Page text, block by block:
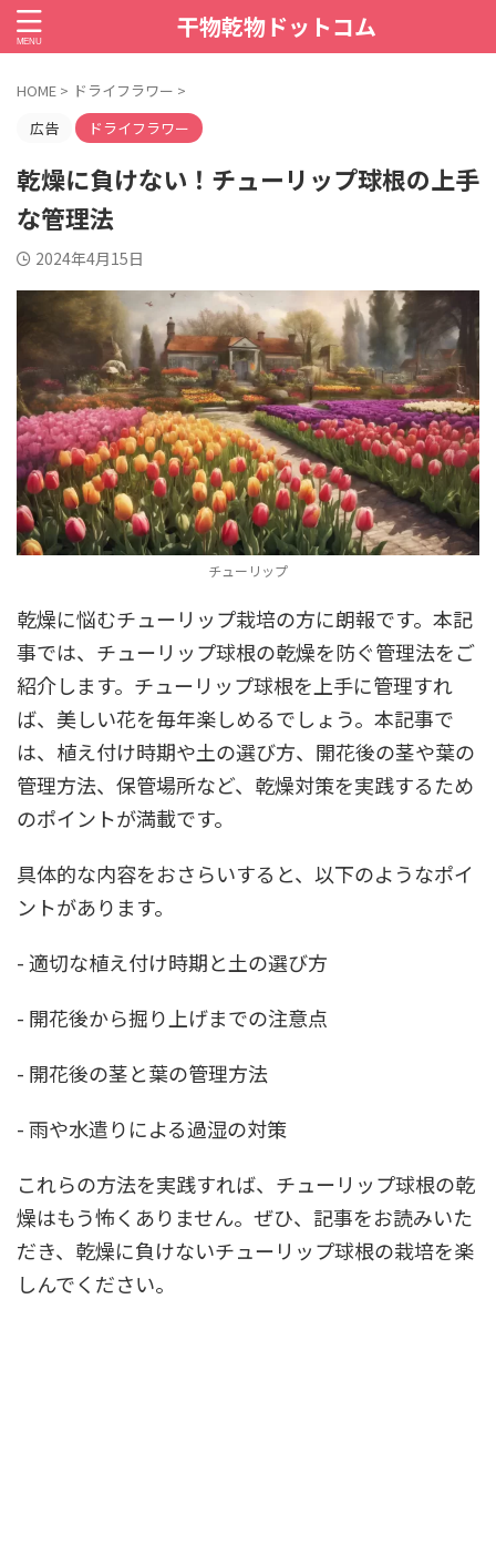
干物乾物ドットコム
HOME > ドライフラワー >
広告
ドライフラワー
乾燥に負けない！チューリップ球根の上手
な管理法
2024年4月15日
チューリップ
乾燥に悩むチューリップ栽培の方に朗報です。本記
事では、チューリップ球根の乾燥を防ぐ管理法をご
紹介します。チューリップ球根を上手に管理すれ
ば、美しい花を毎年楽しめるでしょう。本記事で
は、植え付け時期や土の選び方、開花後の茎や葉の
管理方法、保管場所など、乾燥対策を実践するため
のポイントが満載です。
具体的な内容をおさらいすると、以下のようなポイ
ントがあります。
- 適切な植え付け時期と土の選び方
- 開花後から掘り上げまでの注意点
- 開花後の茎と葉の管理方法
- 雨や水遣りによる過湿の対策
これらの方法を実践すれば、チューリップ球根の乾
燥はもう怖くありません。ぜひ、記事をお読みいた
だき、乾燥に負けないチューリップ球根の栽培を楽
しんでください。